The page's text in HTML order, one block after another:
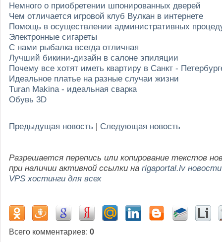
Немного о приобретении шпонированных дверей
Чем отличается игровой клуб Вулкан в интернете
Помощь в осуществлении административных
Электронные сигареты
С нами рыбалка всегда отличная
Лучший бикини-дизайн в салоне эпиляции
Почему все хотят иметь квартиру в Санкт -
Идеальное платье на разные случаи жизни
Turan Makina - идеальная сварка
Обувь 3D
Предыдущая новость | Следующая новость
Разрешается перепись или копирование текстов
при наличии активной ссылки на rigaportal.lv новости
VPS хостинги для всех
Всего комментариев: 0